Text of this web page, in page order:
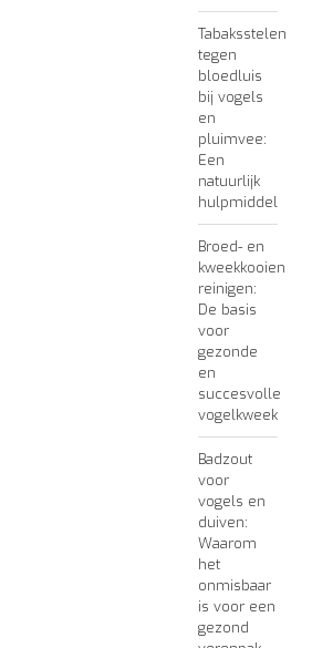
Tabaksstelen
tegen
bloedluis
bij vogels
en
pluimvee:
Een
natuurlijk
hulpmiddel
Broed- en
kweekkooien
reinigen:
De basis
voor
gezonde
en
succesvolle
vogelkweek
Badzout
voor
vogels en
duiven:
Waarom
het
onmisbaar
is voor een
gezond